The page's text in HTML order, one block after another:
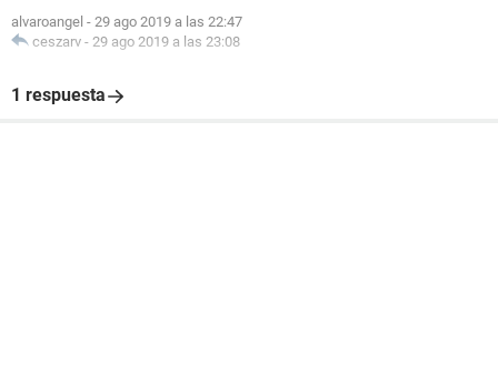
alvaroangel - 29 ago 2019 a las 22:47
ceszarv - 29 ago 2019 a las 23:08
1 respuesta